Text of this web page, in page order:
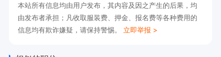
本站所有信息均由用户发布，其内容及因之产生的后果，均
由发布者承担；凡收取服装费、押金、报名费等各种费用的
信息均有欺诈嫌疑，请保持警惕。 立即举报 >